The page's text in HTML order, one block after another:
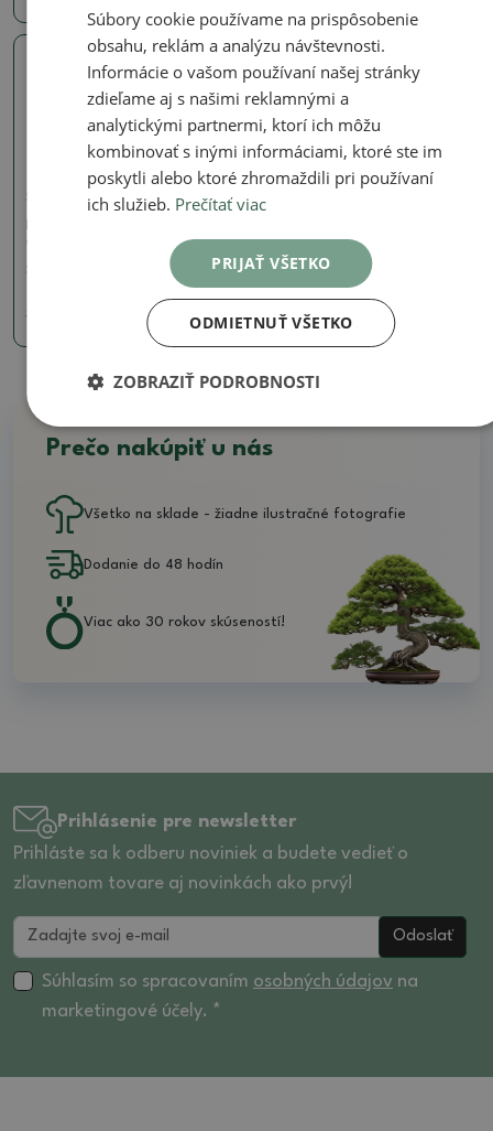
Skutočná fotografia
Signované (značené) misky
cm, farba modrozelená
11.98
Prečo nakúpiť u nás
Všetko na sklade - žiadne ilustračné fotografie
Dodanie do 48 hodín
Viac ako 30 rokov skúseností!
Prihlásenie pre newsletter
Prihláste sa k odberu noviniek a budete vedieť o
zľavnenom tovare aj novinkách ako prvý!
Odoslať
Súhlasím so spracovaním osobných údajov na
marketingové účely. *
Súbory cookie používame na prispôsobenie
obsahu, reklám a analýzu návštevnosti.
Informácie o vašom používaní našej stránky
zdieľame aj s našimi reklamnými a
analytickými partnermi, ktorí ich môžu
kombinovať s inými informáciami, ktoré ste im
poskytli alebo ktoré zhromaždili pri používaní
ich služieb. Prečítať viac
PRIJAŤ VŠETKO
ODMIETNUŤ VŠETKO
ZOBRAZIŤ PODROBNOSTI